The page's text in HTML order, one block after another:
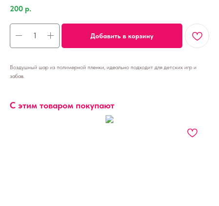
200 р.
Добавить в корзину
Воздушный шар из полимерной пленки, идеально подходит для детских игр и
забав.
С этим товаром покупают